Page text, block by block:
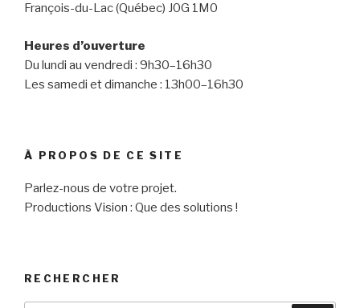
François-du-Lac (Québec) J0G 1M0
Heures d’ouverture
Du lundi au vendredi : 9h30–16h30
Les samedi et dimanche : 13h00–16h30
À PROPOS DE CE SITE
Parlez-nous de votre projet.
Productions Vision : Que des solutions !
RECHERCHER